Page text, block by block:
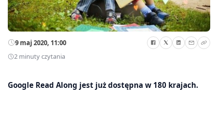
9 maj 2020, 11:00
2 minuty czytania
Google Read Along jest już dostępna w 180 krajach.